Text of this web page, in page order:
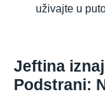
uživajte u
Jeftina
Podstrani: